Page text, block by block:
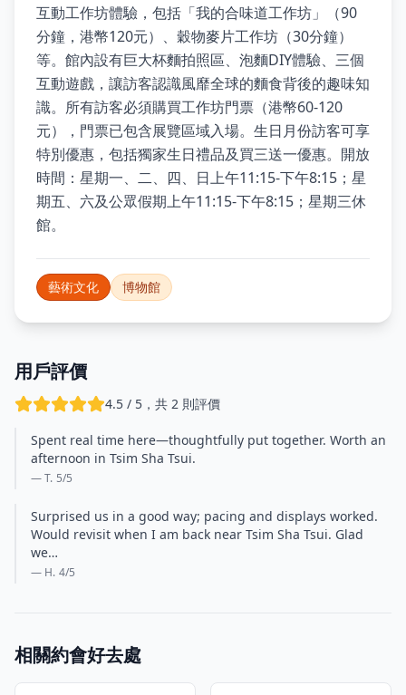
互動工作坊體驗，包括「我的合味道工作坊」（90
分鐘，港幣120元）、穀物麥片工作坊（30分鐘）
等。館內設有巨大杯麵拍照區、泡麵DIY體驗、三個
互動遊戲，讓訪客認識風靡全球的麵食背後的趣味知
識。所有訪客必須購買工作坊門票（港幣60-120
元），門票已包含展覽區域入場。生日月份訪客可享
特別優惠，包括獨家生日禮品及買三送一優惠。開放
時間：星期一、二、四、日上午11:15-下午8:15；星
期五、六及公眾假期上午11:15-下午8:15；星期三休
館。
藝術文化 博物館
用戶評價
4.5 / 5，共 2 則評價
Spent real time here—thoughtfully put together. Worth an
afternoon in Tsim Sha Tsui.
— T. 5/5
Surprised us in a good way; pacing and displays worked.
Would revisit when I am back near Tsim Sha Tsui. Glad
we…
— H. 4/5
相關約會好去處